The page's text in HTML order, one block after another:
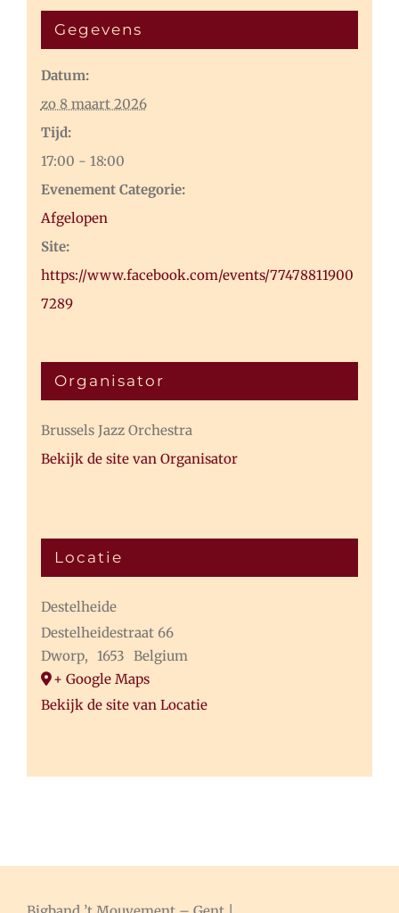
Gegevens
Datum:
zo 8 maart 2026
Tijd:
17:00 - 18:00
Evenement Categorie:
Afgelopen
Site:
https://www.facebook.com/events/77478811900
7289
Organisator
Brussels Jazz Orchestra
Bekijk de site van Organisator
Locatie
Destelheide
Destelheidestraat 66
Dworp, 1653 Belgium
+ Google Maps
Bekijk de site van Locatie